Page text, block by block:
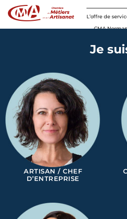
L’offre de
CMA
Je
ARTISAN / CHEF
D’ENTREPRISE
Panneau de gestion des